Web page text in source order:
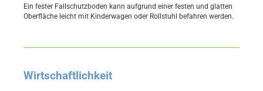
Ein fester Fallschutzboden kann aufgrund einer festen und glatten
Oberfläche leicht mit Kinderwagen oder Rollstuhl befahren werden.
Wirtschaftlichkeit